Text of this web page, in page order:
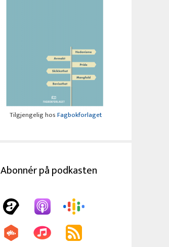
Tilgjengelig hosFagbokforlaget
Abonnér på podkasten